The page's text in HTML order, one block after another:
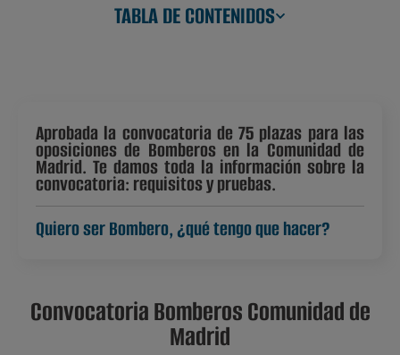
TABLA DE CONTENIDOS
Aprobada la convocatoria de 75 plazas para las
oposiciones de Bomberos en la Comunidad de
Madrid. Te damos toda la información sobre la
convocatoria: requisitos y pruebas.
Quiero ser Bombero, ¿qué tengo que hacer?
Convocatoria Bomberos Comunidad de
Madrid